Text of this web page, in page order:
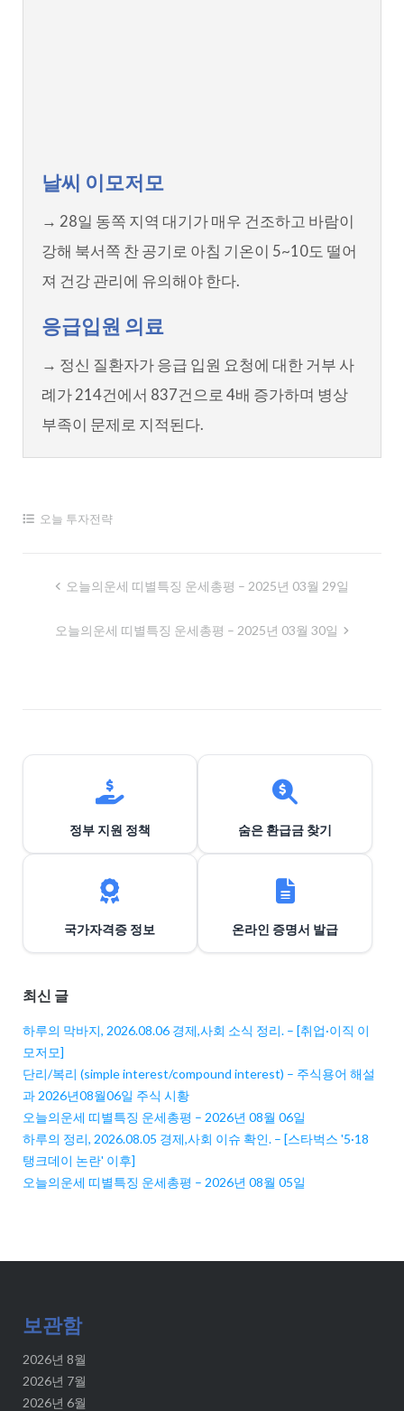
날씨 이모저모
→ 28일 동쪽 지역 대기가 매우 건조하고 바람이
강해 북서쪽 찬 공기로 아침 기온이 5~10도 떨어
져 건강 관리에 유의해야 한다.
응급입원 의료
→ 정신 질환자가 응급 입원 요청에 대한 거부 사
례가 214건에서 837건으로 4배 증가하며 병상
부족이 문제로 지적된다.
오늘 투자전략
오늘의운세 띠별특징 운세총평 – 2025년 03월 29일
오늘의운세 띠별특징 운세총평 – 2025년 03월 30일
정부 지원 정책 숨은 환급금 찾기
국가자격증 정보 온라인 증명서 발급
최신 글
하루의 막바지, 2026.08.06 경제,사회 소식 정리. – [취업·이직 이
모저모]
단리/복리 (simple interest/compound interest) – 주식용어 해설
과 2026년08월06일 주식 시황
오늘의운세 띠별특징 운세총평 – 2026년 08월 06일
하루의 정리, 2026.08.05 경제,사회 이슈 확인. – [스타벅스 '5·18
탱크데이 논란' 이후]
오늘의운세 띠별특징 운세총평 – 2026년 08월 05일
보관함
2026년 8월
2026년 7월
2026년 6월